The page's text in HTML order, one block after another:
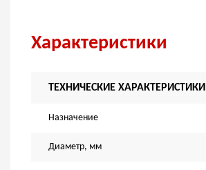
Характеристики
ТЕХНИЧЕСКИЕ ХАРАКТЕРИСТИКИ
Назначение
Диаметр, мм